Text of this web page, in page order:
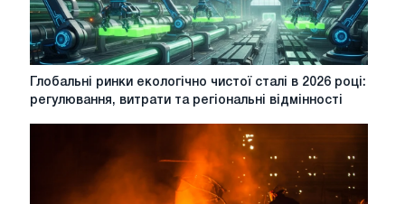
Глобальні
Глобальні ринки екологічно чистої сталі в 2026 році:
регулювання, витрати та регіональні відмінності